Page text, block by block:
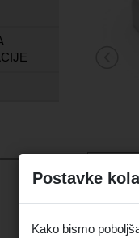
Postavke
Kako bismo